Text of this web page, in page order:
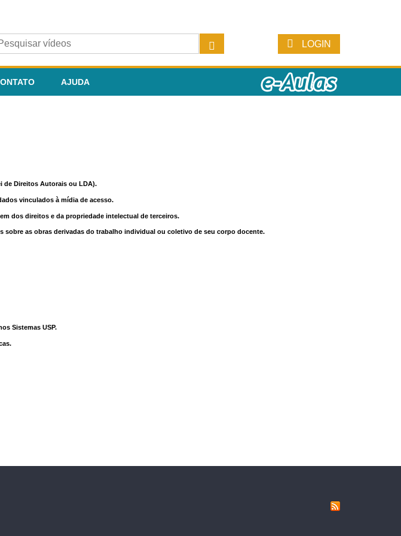
LOGIN
AJUDA
de Direitos Autorais ou LDA).
vinculados à mídia de acesso.
dos direitos e da propriedade intelectual de terceiros.
sobre as obras derivadas do trabalho individual ou coletivo de seu corpo docente.
Sistemas USP.